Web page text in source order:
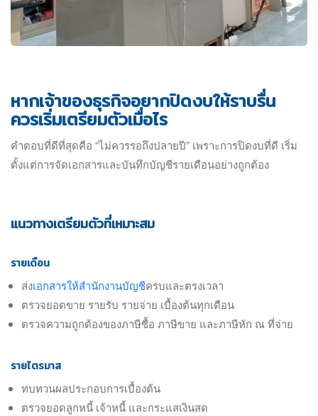
หากเจ้าของธุรกิจอยากปิดงบให้ราบรื่น
ควรเริ่มเตรียมตัวเมื่อไร
คำตอบที่ดีที่สุดคือ “ไม่ควรรอถึงปลายปี” เพราะการปิดงบที่ดี เริ่ม
ตั้งแต่การจัดเอกสารและบันทึกบัญชีรายเดือนอย่างถูกต้อง
แนวทางเตรียมตัวที่เหมาะสม
รายเดือน
ส่งเอกสารให้สำนักงานบัญชีครบและตรงเวลา
ตรวจยอดขาย รายรับ รายจ่าย เบื้องต้นทุกเดือน
ตรวจความถูกต้องของภาษีซื้อ ภาษีขาย และภาษีหัก ณ ที่จ่าย
รายไตรมาส
ทบทวนผลประกอบการเบื้องต้น
ตรวจยอดลูกหนี้ เจ้าหนี้ และกระแสเงินสด